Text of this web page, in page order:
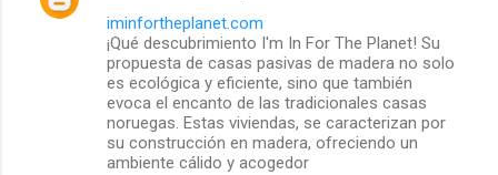
C
iminfortheplanet.com
¡Qué descubrimiento I'm In For The Planet! Su
propuesta de casas pasivas de madera no solo
es ecológica y eficiente, sino que también
evoca el encanto de las tradicionales casas
noruegas. Estas viviendas, se caracterizan por
su construcción en madera, ofreciendo un
ambiente cálido y acogedor